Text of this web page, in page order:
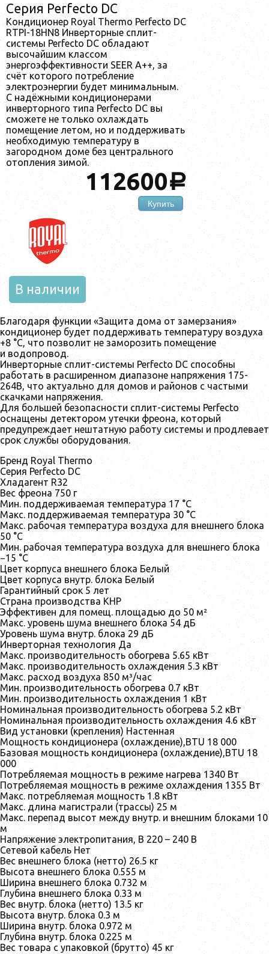
Серия Perfecto DC
Кондиционер Royal Thermo Perfecto DC
RTPI-18HN8 Инверторные сплит-
системы Perfecto DC обладают
высочайшим классом
энергоэффективности SEER A++, за
счёт которого потребление
электроэнергии будет минимальным.
С надёжными кондиционерами
инверторного типа Perfecto DC вы
сможете не только охлаждать
помещение летом, но и поддерживать
необходимую температуру в
загородном доме без центрального
отопления зимой.
112600a
Купить
В наличии
Благодаря функции «Защита дома от замерзания»
кондиционер будет поддерживать температуру воздуха
+8 °С, что позволит не заморозить помещение
и водопровод.
Инверторные сплит-системы Perfecto DC способны
работать в расширенном диапазоне напряжения 175-
264В, что актуально для домов и районов с частыми
скачками напряжения.
Для большей безопасности сплит-системы Perfecto
оснащены детектором утечки фреона, который
предупреждает нештатную работу системы и продлевает
срок службы оборудования.
Бренд Royal Thermo
Серия Perfecto DC
Хладагент R32
Вес фреона 750 г
Мин. поддерживаемая температура 17 °С
Макс. поддерживаемая температура 30 °С
Макс. рабочая температура воздуха для внешнего блока
50 °С
Мин. рабочая температура воздуха для внешнего блока
−15 °С
Цвет корпуса внешнего блока Белый
Цвет корпуса внутр. блока Белый
Гарантийный срок 5 лет
Страна производства КНР
Эффективен для помещ. площадью до 50 м²
Макс. уровень шума внешнего блока 54 дБ
Уровень шума внутр. блока 29 дБ
Инверторная технология Да
Макс. производительность обогрева 5.65 кВт
Макс. производительность охлаждения 5.3 кВт
Макс. расход воздуха 850 м³/час
Мин. производительность обогрева 0.7 кВт
Мин. производительность охлаждения 1 кВт
Номинальная производительность обогрева 5.2 кВт
Номинальная производительность охлаждения 4.6 кВт
Вид установки (крепления) Настенная
Мощность кондиционера (охлаждение),BTU 18 000
Базовая мощность кондиционера (охлаждение),BTU 18
000
Потребляемая мощность в режиме нагрева 1340 Вт
Потребляемая мощность в режиме охлаждения 1355 Вт
Макс. потребляемая мощность 1.8 кВт
Макс. длина магистрали (трассы) 25 м
Макс. перепад высот между внутр. и внешним блоками 10
м
Напряжение электропитания, В 220 – 240 В
Сетевой кабель Нет
Вес внешнего блока (нетто) 26.5 кг
Высота внешнего блока 0.555 м
Ширина внешнего блока 0.732 м
Глубина внешнего блока 0.33 м
Вес внутр. блока (нетто) 13.5 кг
Высота внутр. блока 0.3 м
Ширина внутр. блока 0.972 м
Глубина внутр. блока 0.225 м
Вес товара с упаковкой (брутто) 45 кг